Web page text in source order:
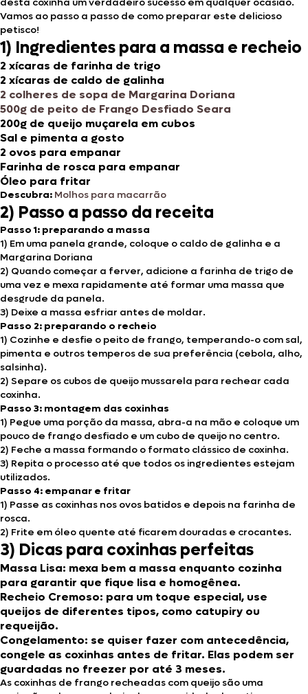
Vamos ao passo a passo de como preparar este delicioso
petisco!
1) Ingredientes para a massa e recheio
2 xícaras de farinha de trigo
2 xícaras de caldo de galinha
2 colheres de sopa de Margarina Doriana
500g de peito de Frango Desfiado Seara
200g de queijo muçarela em cubos
Sal e pimenta a gosto
2 ovos para empanar
Farinha de rosca para empanar
Óleo para fritar
Descubra: Molhos para macarrão
2) Passo a passo da receita
Passo 1: preparando a massa
1) Em uma panela grande, coloque o caldo de galinha e a
Margarina Doriana
2) Quando começar a ferver, adicione a farinha de trigo de
uma vez e mexa rapidamente até formar uma massa que
desgrude da panela.
3) Deixe a massa esfriar antes de moldar.
Passo 2: preparando o recheio
1) Cozinhe e desfie o peito de frango, temperando-o com sal,
pimenta e outros temperos de sua preferência (cebola, alho,
salsinha).
2) Separe os cubos de queijo mussarela para rechear cada
coxinha.
Passo 3: montagem das coxinhas
1) Pegue uma porção da massa, abra-a na mão e coloque um
pouco de frango desfiado e um cubo de queijo no centro.
2) Feche a massa formando o formato clássico de coxinha.
3) Repita o processo até que todos os ingredientes estejam
utilizados.
Passo 4: empanar e fritar
1) Passe as coxinhas nos ovos batidos e depois na farinha de
rosca.
2) Frite em óleo quente até ficarem douradas e crocantes.
3) Dicas para coxinhas perfeitas
Massa Lisa: mexa bem a massa enquanto cozinha
para garantir que fique lisa e homogênea.
Recheio Cremoso: para um toque especial, use
queijos de diferentes tipos, como catupiry ou
requeijão.
Congelamento: se quiser fazer com antecedência,
congele as coxinhas antes de fritar. Elas podem ser
guardadas no freezer por até 3 meses.
As coxinhas de frango recheadas com queijo são uma